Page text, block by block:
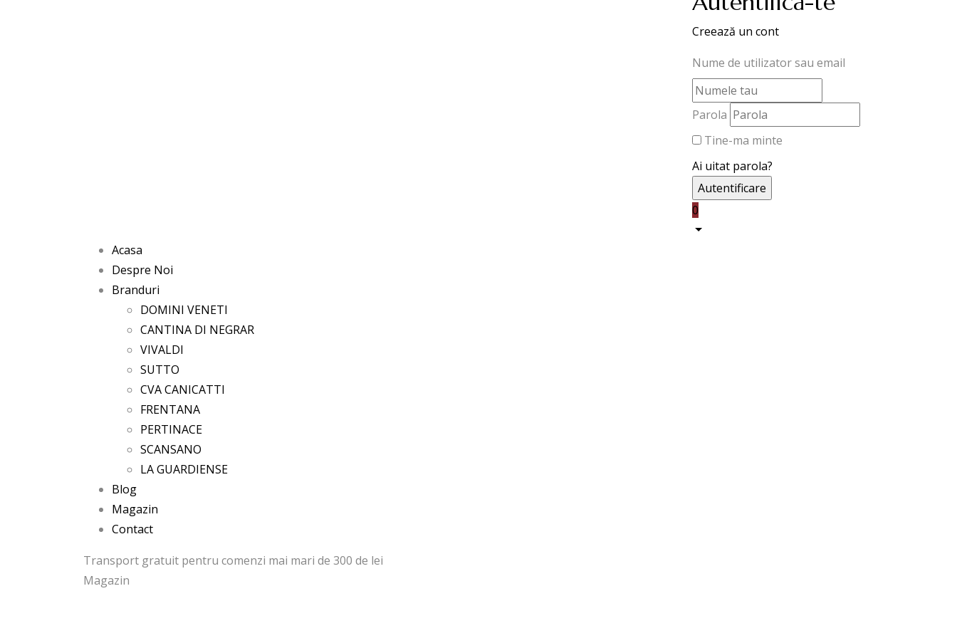
Creează un cont
Nume de utilizator sau email
Parola
Tine-ma minte
Ai uitat parola?
0
Acasa
Despre Noi
Branduri
DOMINI VENETI
CANTINA DI NEGRAR
VIVALDI
SUTTO
CVA CANICATTI
FRENTANA
PERTINACE
SCANSANO
LA GUARDIENSE
Blog
Magazin
Contact
Transport gratuit pentru comenzi mai mari de 300 de lei
Magazin